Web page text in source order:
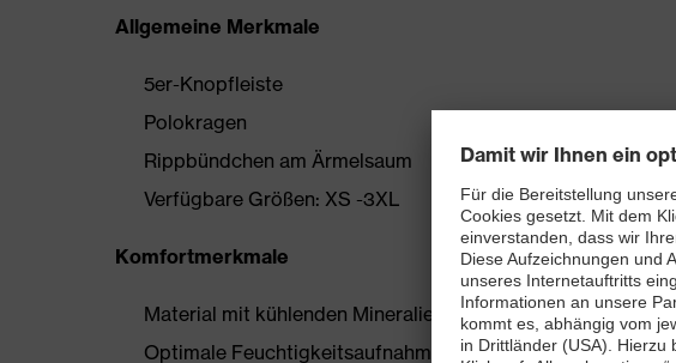
Allgemeine Merkmale
5er-Knopfleiste
Polokragen
Rippbündchen am Ärmelsaum
Verfügbare Größen: XS -3XL
Komfortmerkmale
Material mit kühlenden Mineralien, welche ebenfalls
Optimale Feuchtigkeitsaufnahme